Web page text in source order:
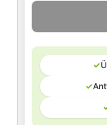
✓
✓